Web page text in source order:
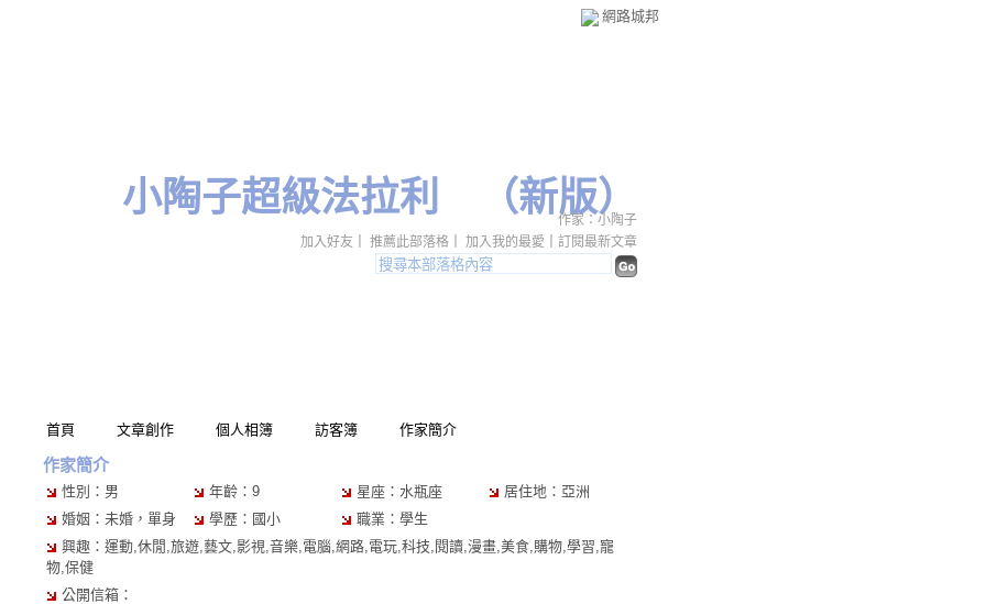
網路城邦
小陶子超級法拉利 （新版）
首頁 文章創作 個人相簿 訪客簿 作家簡介
加入好友 推薦此部落格 加入我的最愛 訂閱最新文章
作家：小陶子
作家簡介
性別：男 年齡：9 星座：水瓶座
居住地：亞洲
婚姻：未婚，單身
學歷：國小
職業：學生
興趣：運動,休閒,旅遊,藝文,影視,音樂,電腦,網路,電玩,科技,閱讀,漫畫,美食,購物,學習,寵
物,保健
公開信箱：